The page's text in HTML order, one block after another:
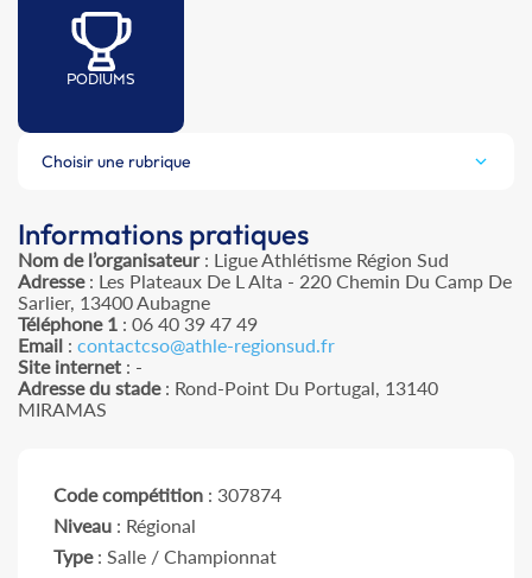
PODIUMS
Choisir une rubrique
Informations pratiques
Nom de l’organisateur: Ligue Athlétisme Région Sud
Adresse: Les Plateaux De L Alta - 220 Chemin Du Camp De
Sarlier, 13400 Aubagne
Téléphone 1 : 06 40 39 47 49
Email : contactcso@athle-regionsud.fr
Site internet : -
Adresse du stade: Rond-Point Du Portugal, 13140
MIRAMAS
Code compétition : 307874
Niveau : Régional
Type: Salle / Championnat